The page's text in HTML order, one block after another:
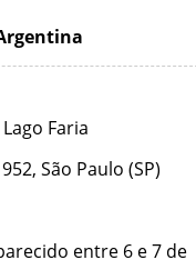
Faria
São Paulo (SP)
entre 6 e 7 de